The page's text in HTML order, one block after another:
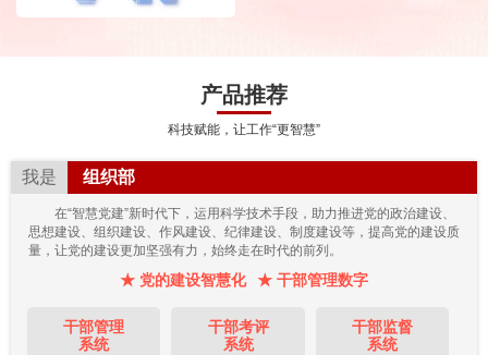
产品推荐
科技赋能，让工作“更智慧”
我是 组织部
在“智慧党建”新时代下，运用科学技术手段，助力推进党的政治建设、
思想建设、组织建设、作风建设、纪律建设、制度建设等，提高党的建设质
量，让党的建设更加坚强有力，始终走在时代的前列。
★ 党的建设智慧化 ★ 干部管理数字
干部管理
系统
干部考评
系统
干部监督
系统